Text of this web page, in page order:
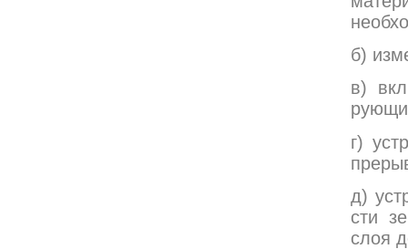
б)
в)
г)
д)
сти
слоя